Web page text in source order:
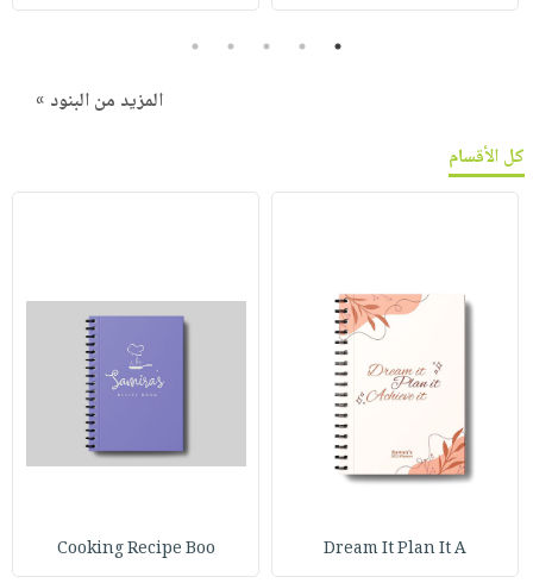
1
2
3
4
5
المزيد من البنود »
كل الأقسام
Dream It Plan It A
Cooking Recipe Boo